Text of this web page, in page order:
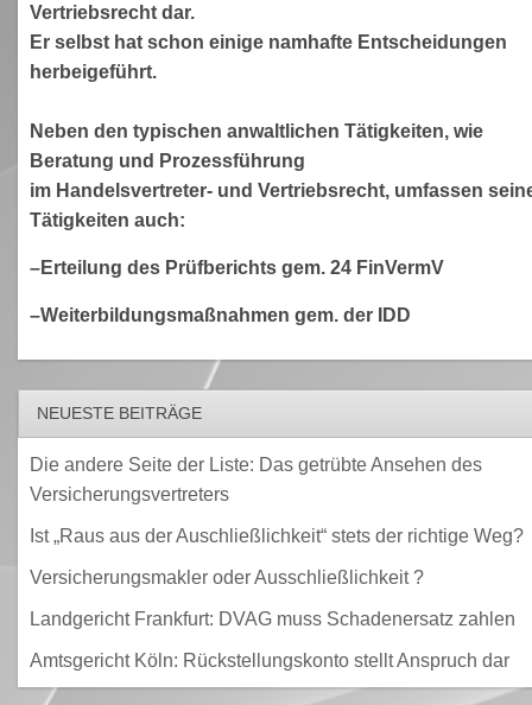
Vertriebsrecht dar.
Er selbst hat schon einige namhafte Entscheidungen
herbeigeführt.
Neben den typischen anwaltlichen Tätigkeiten, wie
Beratung und Prozessführung
im Handelsvertreter- und Vertriebsrecht, umfassen
Tätigkeiten auch:
–Erteilung des Prüfberichts gem. 24 FinVermV
–Weiterbildungsmaßnahmen gem. der IDD
NEUESTE BEITRÄGE
Die andere Seite der Liste: Das getrübte Ansehen des
Versicherungsvertreters
Ist „Raus aus der Auschließlichkeit“ stets der richtige Weg?
Versicherungsmakler oder Ausschließlichkeit ?
Landgericht Frankfurt: DVAG muss Schadenersatz zahlen
Amtsgericht Köln: Rückstellungskonto stellt Anspruch dar